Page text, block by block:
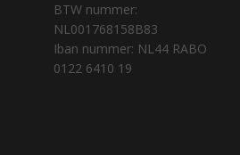
BTW nummer:
NL001768158B83
Iban nummer: NL44 RABO
0122 6410 19